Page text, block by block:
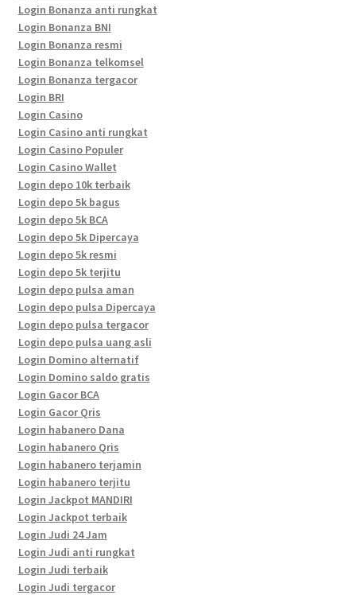
Login Bonanza anti rungkat
Login Bonanza BNI
Login Bonanza resmi
Login Bonanza telkomsel
Login Bonanza tergacor
Login BRI
Login Casino
Login Casino anti rungkat
Login Casino Populer
Login Casino Wallet
Login depo 10k terbaik
Login depo 5k bagus
Login depo 5k BCA
Login depo 5k Dipercaya
Login depo 5k resmi
Login depo 5k terjitu
Login depo pulsa aman
Login depo pulsa Dipercaya
Login depo pulsa tergacor
Login depo pulsa uang asli
Login Domino alternatif
Login Domino saldo gratis
Login Gacor BCA
Login Gacor Qris
Login habanero Dana
Login habanero Qris
Login habanero terjamin
Login habanero terjitu
Login Jackpot MANDIRI
Login Jackpot terbaik
Login Judi 24 Jam
Login Judi anti rungkat
Login Judi terbaik
Login Judi tergacor